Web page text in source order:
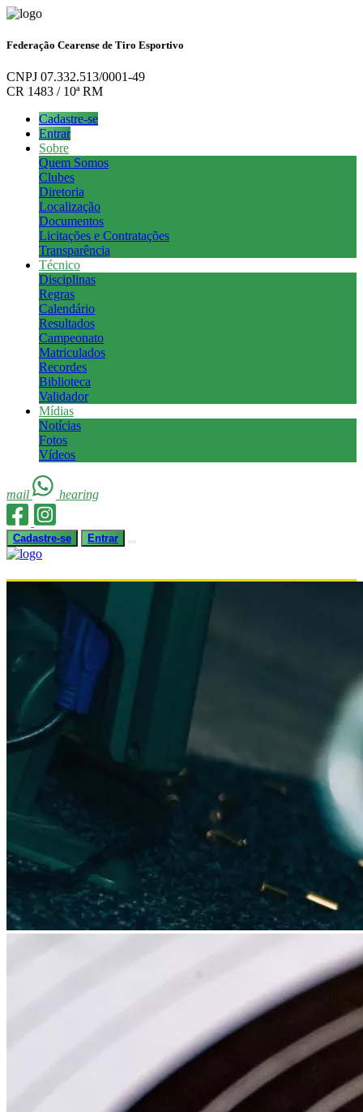
Federação Cearense de Tiro Esportivo
CNPJ 07.332.513/0001-49
CR 1483 / 10ª RM
Cadastre-se
Entrar
Sobre
Quem Somos
Clubes
Diretoria
Localização
Documentos
Licitações e Contratações
Transparência
Técnico
Disciplinas
Regras
Calendário
Resultados
Campeonato
Matriculados
Recordes
Biblioteca
Validador
Mídias
Notícias
Fotos
Vídeos
mail hearing
Cadastre-se Entrar